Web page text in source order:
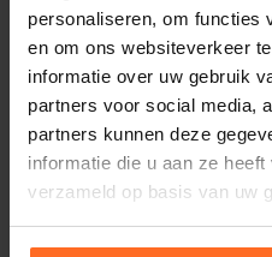
personaliseren, om functies
en om ons websiteverkeer
informatie over uw gebruik
partners voor social media,
partners kunnen deze
informatie die u aan ze
verzameld op basis van uw
Doelgroep
Kwaliteit
Retourneren
Binnen 30 dagen
slechts € 4,95 of op eigen
Bomont winkels kunt u ook